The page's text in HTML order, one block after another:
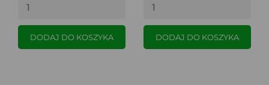
DODAJ DO KOSZYKA DODAJ DO KOSZYKA